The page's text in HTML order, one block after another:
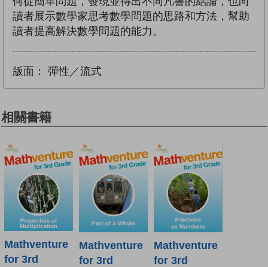
讀者展示數學家思考數學問題的思路和方法，幫助
讀者提高解決數學問題的能力。
版面： 彈性／流式
相關書籍
Mathventure
for 3rd
Mathventure
for 3rd
Mathventure
for 3rd